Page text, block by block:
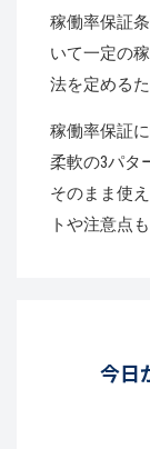
稼働率保証
いて一定の
法を定める
稼働率保証
柔軟の3パタ
そのまま使
トや注意点
今日